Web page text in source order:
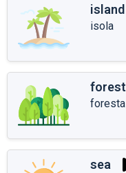
island
isola
forest
foresta
sea